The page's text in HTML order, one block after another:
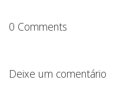
0 Comments
Deixe um comentário